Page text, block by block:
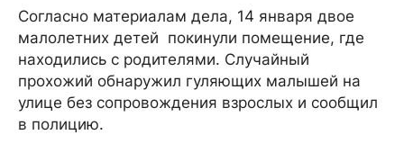
Согласно материалам дела, 14 января двое
малолетних детей покинули помещение, где
находились с родителями. Случайный
прохожий обнаружил гуляющих малышей на
улице без сопровождения взрослых и сообщил
в полицию.